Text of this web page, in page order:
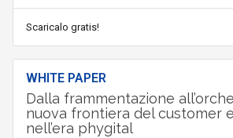
Scaricalo gratis!
WHITE PAPER
Dalla frammentazione
nuova frontiera del customer
nell’era phygital